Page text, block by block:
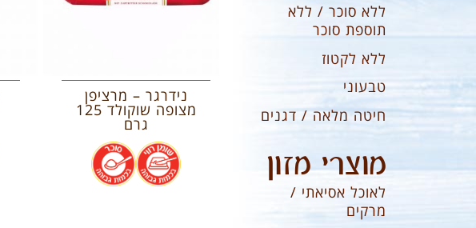
נידרגר – מרציפן
מצופה שוקולד 125
גרם
.
.
ללא סוכר / ללא
תוספת סוכר
ללא לקטוז
טבעוני
חיטה מלאה / דגנים
מוצרי מזון
לאוכל אסיאתי /
מרקים